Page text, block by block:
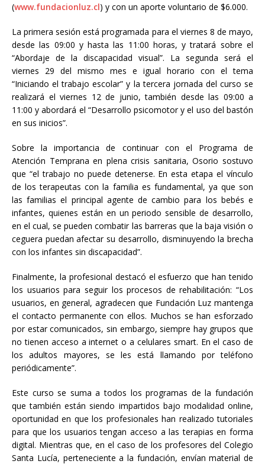
(www.fundacionluz.cl) y con un aporte voluntario de $6.000.
La primera sesión está programada para el viernes 8 de mayo,
desde las 09:00 y hasta las 11:00 horas, y tratará sobre el
“Abordaje de la discapacidad visual”. La segunda será el
viernes 29 del mismo mes e igual horario con el tema
“Iniciando el trabajo escolar” y la tercera jornada del curso se
realizará el viernes 12 de junio, también desde las 09:00 a
11:00 y abordará el “Desarrollo psicomotor y el uso del bastón
en sus inicios”.
Sobre la importancia de continuar con el Programa de
Atención Temprana en plena crisis sanitaria, Osorio sostuvo
que “el trabajo no puede detenerse. En esta etapa el vínculo
de los terapeutas con la familia es fundamental, ya que son
las familias el principal agente de cambio para los bebés e
infantes, quienes están en un periodo sensible de desarrollo,
en el cual, se pueden combatir las barreras que la baja visión o
ceguera puedan afectar su desarrollo, disminuyendo la brecha
con los infantes sin discapacidad”.
Finalmente, la profesional destacó el esfuerzo que han tenido
los usuarios para seguir los procesos de rehabilitación: “Los
usuarios, en general, agradecen que Fundación Luz mantenga
el contacto permanente con ellos. Muchos se han esforzado
por estar comunicados, sin embargo, siempre hay grupos que
no tienen acceso a internet o a celulares smart. En el caso de
los adultos mayores, se les está llamando por teléfono
periódicamente”.
Este curso se suma a todos los programas de la fundación
que también están siendo impartidos bajo modalidad online,
oportunidad en que los profesionales han realizado tutoriales
para que los usuarios tengan acceso a las terapias en forma
digital. Mientras que, en el caso de los profesores del Colegio
Santa Lucía, perteneciente a la fundación, envían material de